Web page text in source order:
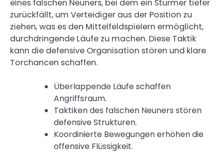
eines falschen Neuners, bei dem ein Stürmer tiefer
zurückfällt, um Verteidiger aus der Position zu
ziehen, was es den Mittelfeldspielern ermöglicht,
durchdringende Läufe zu machen. Diese Taktik
kann die defensive Organisation stören und klare
Torchancen schaffen.
Überlappende Läufe schaffen
Angriffsraum.
Taktiken des falschen Neuners stören
defensive Strukturen.
Koordinierte Bewegungen erhöhen die
offensive Flüssigkeit.